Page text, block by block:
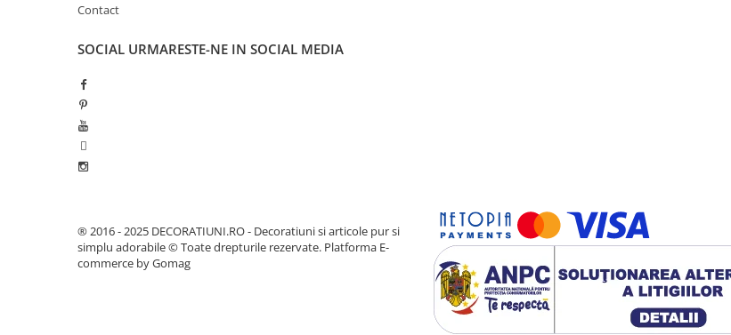
Cutii album foto 30x30cm nunta
Decoratiuni camera copii
Solutii depozitare pentru copii
Mobilier camera copii
Jucarii si jocuri
Umerase copii
Accesorii birou copii
Decoratiuni aniversare copii
Nume copii
Contact
SOCIAL URMARESTE-NE IN SOCIAL MEDIA
® 2016 - 2025 DECORATIUNI.RO - Decoratiuni si articole pur si
simplu adorabile © Toate drepturile rezervate. Platforma E-
commerce by Gomag